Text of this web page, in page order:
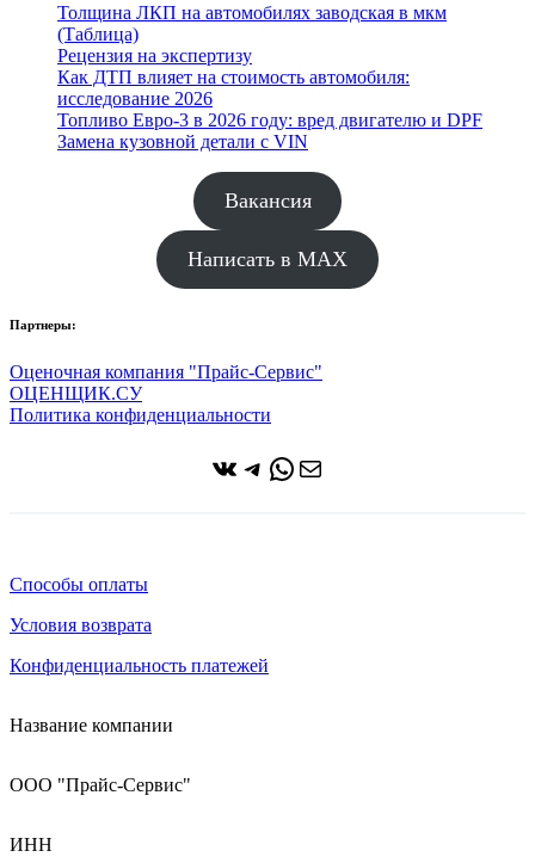
Толщина ЛКП на автомобилях заводская в мкм
(Таблица)
Рецензия на экспертизу
Как ДТП влияет на стоимость автомобиля:
исследование 2026
Топливо Евро-3 в 2026 году: вред двигателю и DPF
Замена кузовной детали с VIN
Вакансия
Написать в MAX
Партнеры:
Оценочная компания "Прайс-Сервис"
ОЦЕНЩИК.СУ
Политика конфиденциальности
ВКонтакте
Telegram
WhatsApp
Почта
Способы оплаты
Условия возврата
Конфиденциальность платежей
Название компании
ООО "Прайс-Сервис"
ИНН